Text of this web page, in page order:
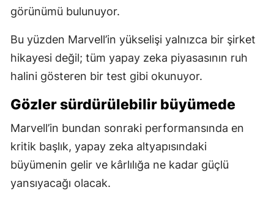
görünümü bulunuyor.
Bu yüzden Marvell’in yükselişi yalnızca bir şirket
hikayesi değil; tüm yapay zeka piyasasının ruh
halini gösteren bir test gibi okunuyor.
Gözler sürdürülebilir büyümede
Marvell’in bundan sonraki performansında en
kritik başlık, yapay zeka altyapısındaki
büyümenin gelir ve kârlılığa ne kadar güçlü
yansıyacağı olacak.